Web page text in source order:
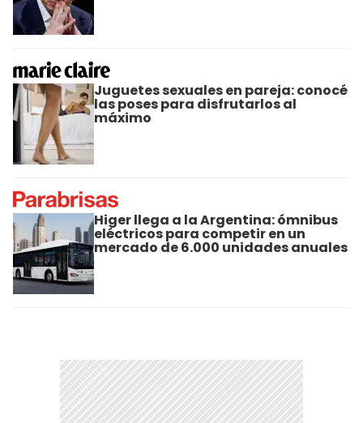
Juguetes sexuales en pareja: conocé
las poses para disfrutarlos al
máximo
Higer llega a la Argentina: ómnibus
eléctricos para competir en un
mercado de 6.000 unidades anuales